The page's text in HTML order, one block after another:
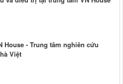
House - Trung tâm nghiên cứu
Việt